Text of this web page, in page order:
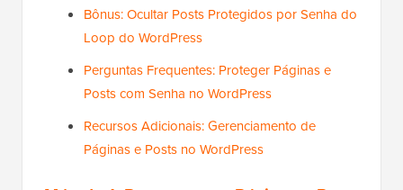
Bônus: Ocultar Posts Protegidos por Senha do
Loop do WordPress
Perguntas Frequentes: Proteger Páginas e
Posts com Senha no WordPress
Recursos Adicionais: Gerenciamento de
Páginas e Posts no WordPress